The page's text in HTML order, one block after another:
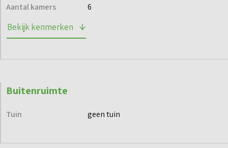
via de projectwebsite en blijf op de hoogte.
Aantal kamers 6
Bekijk kenmerken
Buitenruimte
Tuin geen tuin